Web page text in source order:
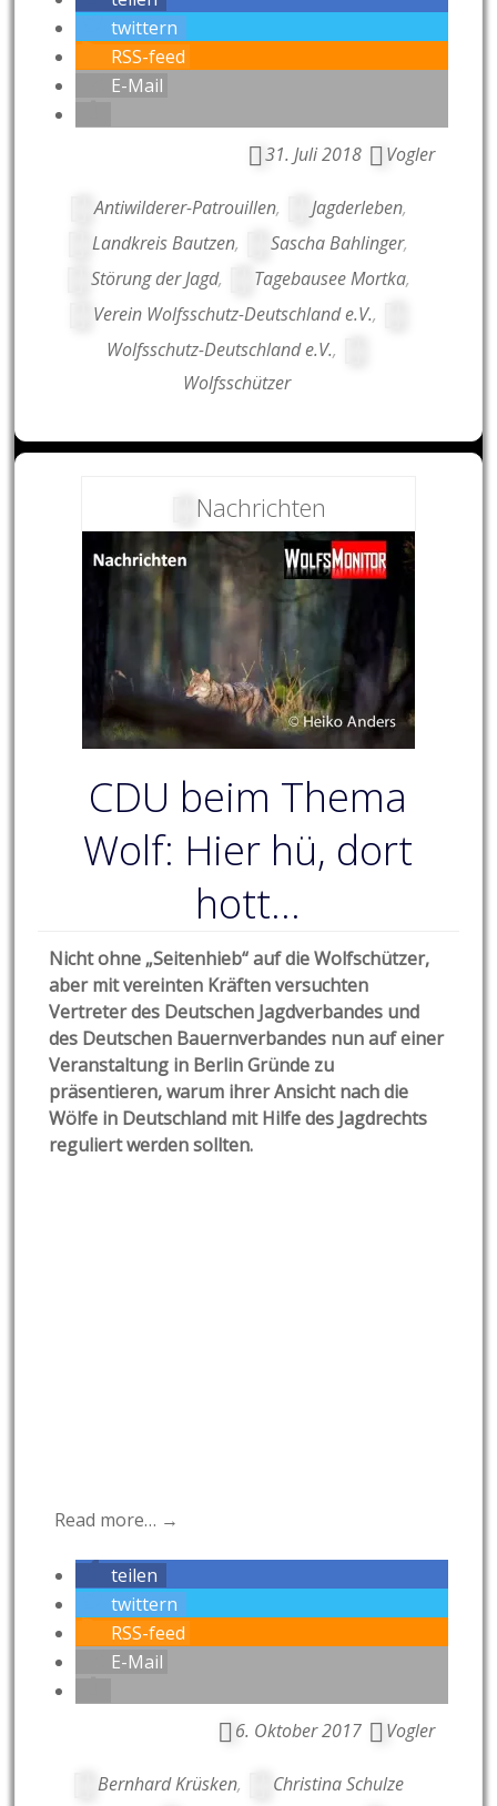
twittern
RSS-feed
E-Mail
31. Juli 2018 Vogler
Antiwilderer-Patrouillen, Jagderleben,
Landkreis Bautzen, Sascha Bahlinger,
Störung der Jagd, Tagebausee Mortka,
Verein Wolfsschutz-Deutschland e.V.,
Wolfsschutz-Deutschland e.V.,
Wolfsschützer
Nachrichten
CDU beim Thema
Wolf: Hier hü, dort
hott…
Nicht ohne „Seitenhieb“ auf die Wolfschützer,
aber mit vereinten Kräften versuchten
Vertreter des Deutschen Jagdverbandes und
des Deutschen Bauernverbandes nun auf einer
Veranstaltung in Berlin Gründe zu
präsentieren, warum ihrer Ansicht nach die
Wölfe in Deutschland mit Hilfe des Jagdrechts
reguliert werden sollten.
Read more… →
teilen
twittern
RSS-feed
E-Mail
6. Oktober 2017 Vogler
Bernhard Krüsken,
Christina Schulze